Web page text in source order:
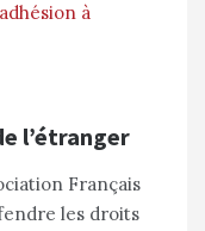
à
l’étranger
Français
les droits